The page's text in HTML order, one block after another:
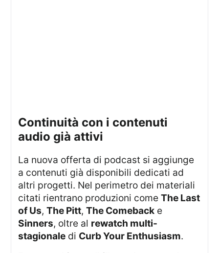
continuità con i contenuti
audio già attivi
La nuova offerta di podcast si aggiunge
a contenuti già disponibili dedicati ad
altri progetti. Nel perimetro dei materiali
citati rientrano produzioni comeThe Last
of Us,The Pitt,The Comeback e
Sinners, oltre al rewatch multi-
stagionale di Curb Your Enthusiasm.